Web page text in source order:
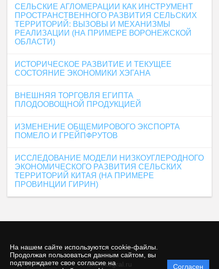
На нашем сайте используются cookie-файлы.
Продолжая пользоваться данным сайтом, вы
подтверждаете свое согласие на
Согласен
СЕЛЬСКИЕ АГЛОМЕРАЦИИ КАК ИНСТРУМЕНТ
ПРОСТРАНСТВЕННОГО РАЗВИТИЯ СЕЛЬСКИХ
ТЕРРИТОРИЙ: ВЫЗОВЫ И МЕХАНИЗМЫ
РЕАЛИЗАЦИИ (НА ПРИМЕРЕ ВОРОНЕЖСКОЙ
ОБЛАСТИ)
ИСТОРИЧЕСКОЕ РАЗВИТИЕ И ТЕКУЩЕЕ
СОСТОЯНИЕ ЭКОНОМИКИ ХЭГАНА
ВНЕШНЯЯ ТОРГОВЛЯ ЕГИПТА
ПЛОДООВОЩНОЙ ПРОДУКЦИЕЙ
ИЗМЕНЕНИЕ ОБЩЕМИРОВОГО ЭКСПОРТА
ПОМЕЛО И ГРЕЙПФРУТОВ
ИССЛЕДОВАНИЕ МОДЕЛИ НИЗКОУГЛЕРОДНОГО
ЭКОНОМИЧЕСКОГО РАЗВИТИЯ СЕЛЬСКИХ
ТЕРРИТОРИЙ КИТАЯ (НА ПРИМЕРЕ
ПРОВИНЦИИ ГИРИН)
© e-integral.ru